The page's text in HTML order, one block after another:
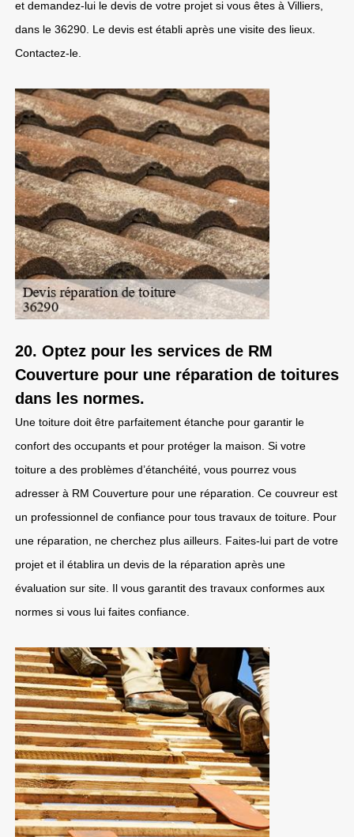
et demandez-lui le devis de votre projet si vous êtes à Villiers,
dans le 36290. Le devis est établi après une visite des lieux.
Contactez-le.
20. Optez pour les services de RM
Couverture pour une réparation de toitures
dans les normes.
Une toiture doit être parfaitement étanche pour garantir le
confort des occupants et pour protéger la maison. Si votre
toiture a des problèmes d’étanchéité, vous pourrez vous
adresser à RM Couverture pour une réparation. Ce couvreur est
un professionnel de confiance pour tous travaux de toiture. Pour
une réparation, ne cherchez plus ailleurs. Faites-lui part de votre
projet et il établira un devis de la réparation après une
évaluation sur site. Il vous garantit des travaux conformes aux
normes si vous lui faites confiance.